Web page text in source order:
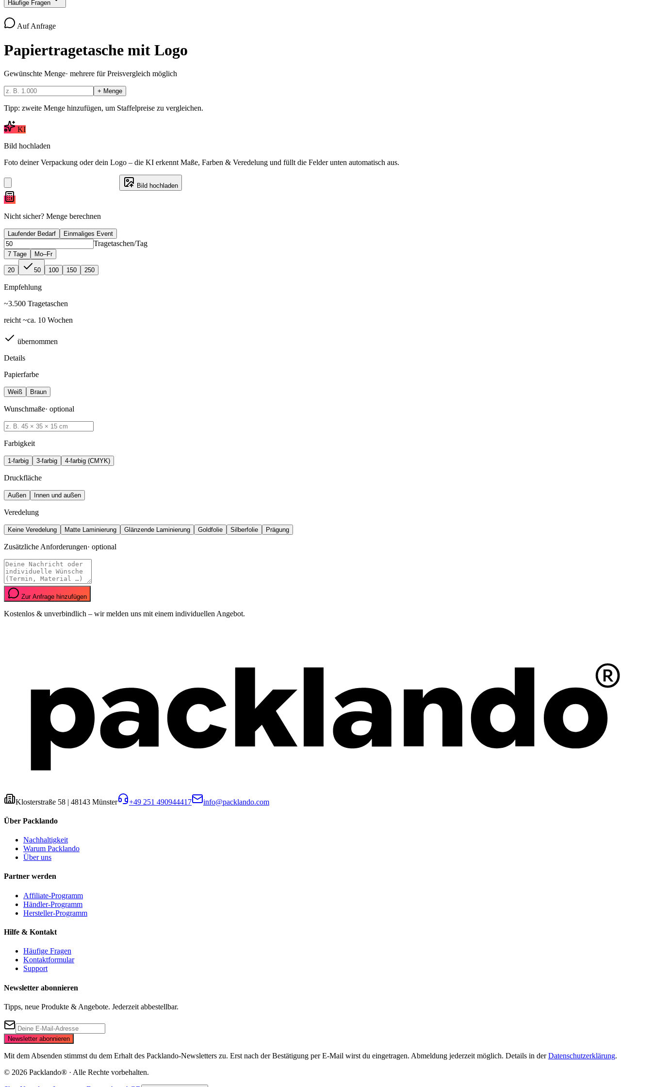
Häufige Fragen
Auf Anfrage
Papiertragetasche mit Logo
Gewünschte Menge· mehrere für Preisvergleich möglich
+ Menge
Tipp: zweite Menge hinzufügen, um Staffelpreise zu vergleichen.
KI
Bild hochladen
Foto deiner Verpackung oder dein Logo – die KI erkennt Maße, Farben & Veredelung und füllt die Felder unten automatisch aus.
Bild hochladen
Nicht sicher? Menge berechnen
Laufender Bedarf Einmaliges Event
Tragetaschen/Tag
7 Tage Mo–Fr
20 50 100 150 250
Empfehlung
~3.500 Tragetaschen
reicht ~ca. 10 Wochen
übernommen
Details
Papierfarbe
Weiß Braun
Wunschmaße· optional
Farbigkeit
1-farbig 3-farbig 4-farbig (CMYK)
Druckfläche
Außen Innen und außen
Veredelung
Keine Veredelung Matte Laminierung Glänzende Laminierung Goldfolie Silberfolie Prägung
Zusätzliche Anforderungen· optional
Zur Anfrage hinzufügen
Kostenlos & unverbindlich – wir melden uns mit einem individuellen Angebot.
Klosterstraße 58 | 48143 Münster +49 251 490944417 info@packlando.com
Über Packlando
Nachhaltigkeit
Warum Packlando
Über uns
Partner werden
Affiliate-Programm
Händler-Programm
Hersteller-Programm
Hilfe & Kontakt
Häufige Fragen
Kontaktformular
Support
Newsletter abonnieren
Tipps, neue Produkte & Angebote. Jederzeit abbestellbar.
Newsletter abonnieren
Mit dem Absenden stimmst du dem Erhalt des Packlando-Newsletters zu. Erst nach der Bestätigung per E-Mail wirst du eingetragen. Abmeldung jederzeit möglich. Details in der Datenschutzerklärung.
© 2026 Packlando® · Alle Rechte vorbehalten.